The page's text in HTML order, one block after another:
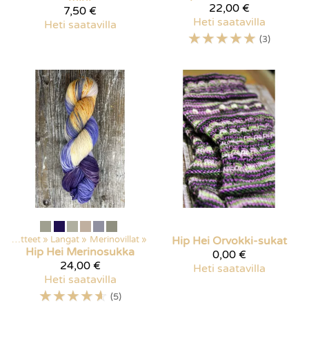
7,50 €
Heti saatavilla
22,00 €
Heti saatavilla
☆☆☆☆☆ (3)
Kaikki tuotteet ‪» Langat ‪» Merinovillat ‪»
Hip Hei Merinosukka
24,00 €
Heti saatavilla
☆☆☆☆☆ (5)
Hip Hei Orvokki-sukat
0,00 €
Heti saatavilla